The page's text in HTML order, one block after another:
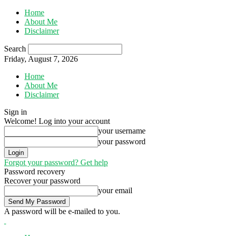
Home
About Me
Disclaimer
Search
Friday, August 7, 2026
Home
About Me
Disclaimer
Sign in
Welcome! Log into your account
your username
your password
Forgot your password? Get help
Password recovery
Recover your password
your email
A password will be e-mailed to you.